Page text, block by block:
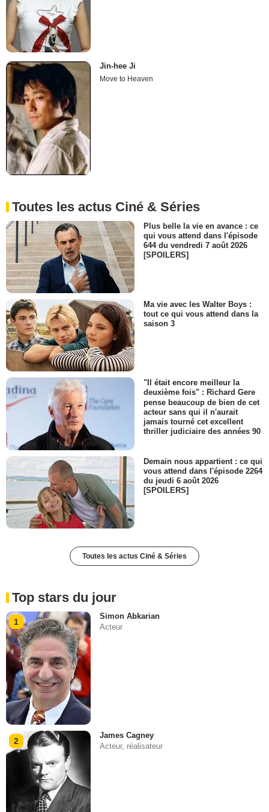
Jin-hee Ji
Move to Heaven
Toutes les actus Ciné & Séries
Plus belle la vie en avance : ce
qui vous attend dans l'épisode
644 du vendredi 7 août 2026
[SPOILERS]
Ma vie avec les Walter Boys :
tout ce qui vous attend dans la
saison 3
"Il était encore meilleur la
deuxième fois" : Richard Gere
pense beaucoup de bien de cet
acteur sans qui il n'aurait
jamais tourné cet excellent
thriller judiciaire des années 90
Demain nous appartient : ce qui
vous attend dans l'épisode 2264
du jeudi 6 août 2026
[SPOILERS]
Toutes les actus Ciné & Séries
Top stars du jour
1
Simon Abkarian
Acteur
2
James Cagney
Acteur, réalisateur